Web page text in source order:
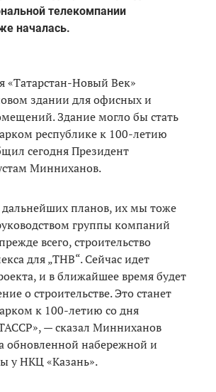
телекомпании
началась.
«Татарстан-Новый Век»
здании для офисных и
Здание могло бы стать
республике к 100-летию
сегодня Президент
Минниханов.
дальнейших планов, их мы тоже
группы компаний
всего, строительство
для „ТНВ“. Сейчас идет
и в ближайшее время будет
о строительстве. Это станет
к 100-летию со дня
— сказал Минниханов
обновленной набережной и
у НКЦ «Казань».